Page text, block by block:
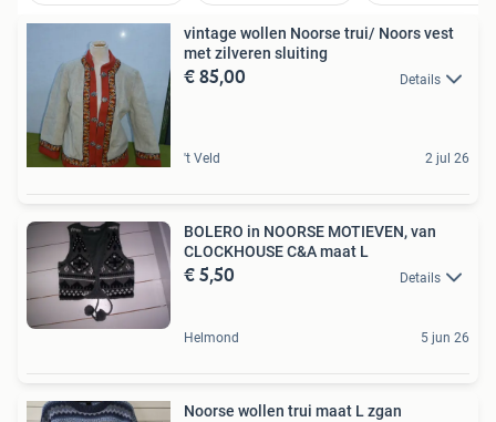
vintage wollen Noorse trui/ Noors vest
met zilveren sluiting
€ 85,00 Details
't Veld 2 jul 26
BOLERO in NOORSE MOTIEVEN, van
CLOCKHOUSE C&A maat L
€ 5,50 Details
Helmond 5 jun 26
Noorse wollen trui maat L zgan